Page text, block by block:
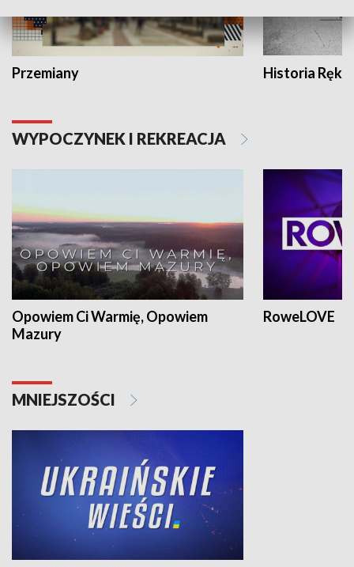
Przemiany Historia Ręką
WYPOCZYNEK I REKREACJA
Opowiem Ci Warmię, Opowiem
Mazury
RoweLOVE
MNIEJSZOŚCI